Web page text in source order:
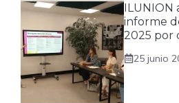
ILUNION
informe
2025 por
25 junio